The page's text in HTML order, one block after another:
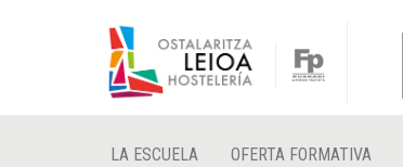
LA ESCUELA OFERTA FORMATIVA